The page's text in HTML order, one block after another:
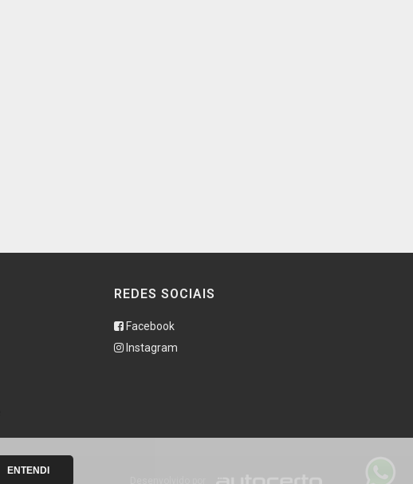
REDES SOCIAIS
Facebook
Instagram
ENTENDI